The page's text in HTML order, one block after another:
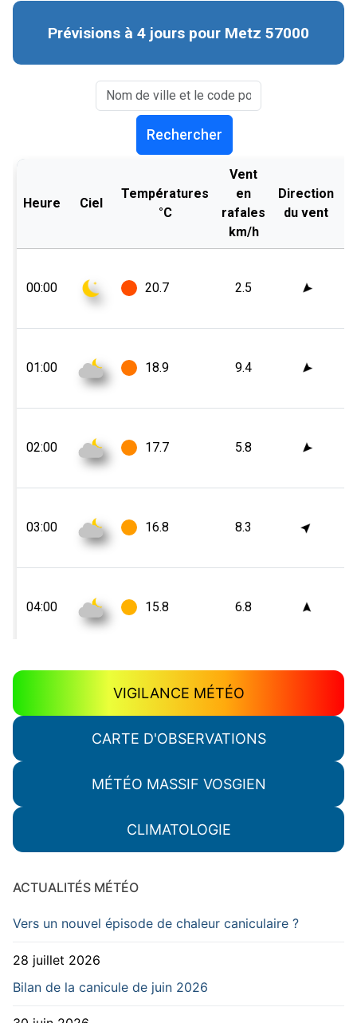
VIGILANCE MÉTÉO
CARTE D'OBSERVATIONS
MÉTÉO MASSIF VOSGIEN
CLIMATOLOGIE
ACTUALITÉS MÉTÉO
Vers un nouvel épisode de chaleur caniculaire ?
28 juillet 2026
Bilan de la canicule de juin 2026